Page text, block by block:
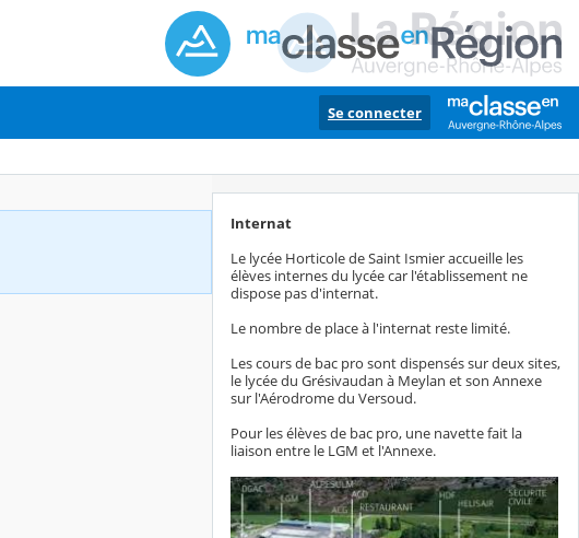
Se connecter
Internat
Le lycée Horticole de Saint Ismier accueille les
élèves internes du lycée car l'établissement ne
dispose pas d'internat.
Le nombre de place à l'internat reste limité.
Les cours de bac pro sont dispensés sur deux sites,
le lycée du Grésivaudan à Meylan et son Annexe
sur l'Aérodrome du Versoud.
Pour les élèves de bac pro, une navette fait la
liaison entre le LGM et l'Annexe.